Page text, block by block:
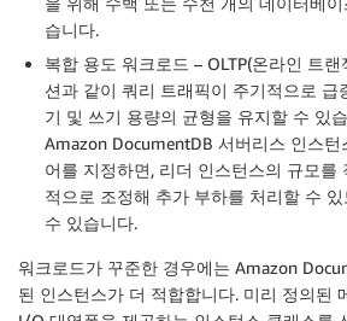
습니다.
복합 용도 워크로드 – OLTP(온라인 트
션과 같이 쿼리 트래픽이 주기적으로 급
기 및 쓰기 용량의 균형을 유지할 수 있
Amazon DocumentDB 서버리스 인스턴
어를 지정하면, 리더 인스턴스의 규모를
적으로 조정해 추가 부하를 처리할 수
수 있습니다.
워크로드가 꾸준한 경우에는 Amazon
된 인스턴스가 더 적합합니다. 미리 정의된